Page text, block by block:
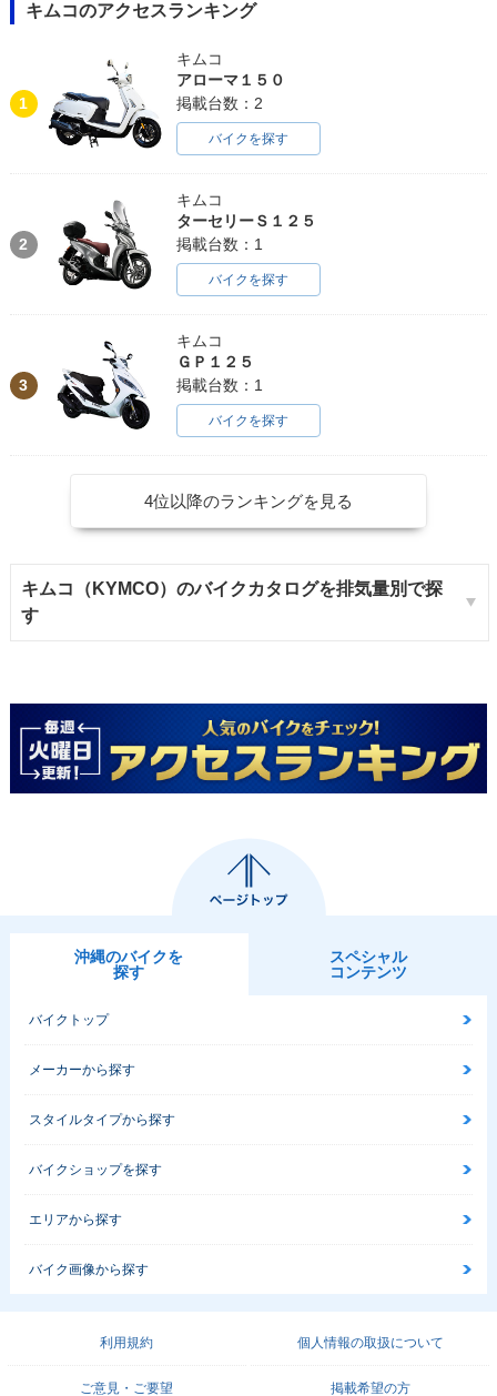
キムコのアクセスランキング
1
キムコ
アローマ１５０
掲載台数：2
バイクを探す
2
キムコ
ターセリーＳ１２５
掲載台数：1
バイクを探す
3
キムコ
ＧＰ１２５
掲載台数：1
バイクを探す
4位以降のランキングを見る
キムコ（KYMCO）のバイクカタログを排気量別で探
す
沖縄のバイクを
探す
スペシャル
コンテンツ
バイクトップ
メーカーから探す
スタイルタイプから探す
バイクショップを探す
エリアから探す
バイク画像から探す
利用規約 個人情報の取扱について
ご意見・ご要望 掲載希望の方